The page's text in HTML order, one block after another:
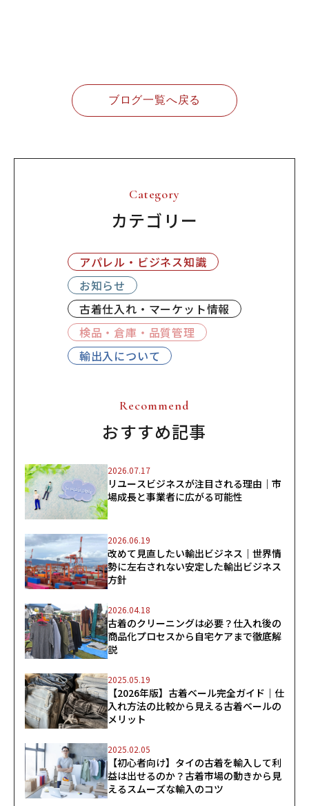
ブログ一覧へ戻る
Category
カテゴリー
アパレル・ビジネス知識
お知らせ
古着仕入れ・マーケット情報
検品・倉庫・品質管理
輸出入について
Recommend
おすすめ記事
2026.07.17
リユースビジネスが注目される理由｜市
場成長と事業者に広がる可能性
2026.06.19
改めて見直したい輸出ビジネス｜世界情
勢に左右されない安定した輸出ビジネス
方針
2026.04.18
古着のクリーニングは必要？仕入れ後の
商品化プロセスから自宅ケアまで徹底解
説
2025.05.19
【2026年版】古着ベール完全ガイド｜仕
入れ方法の比較から見える古着ベールの
メリット
2025.02.05
【初心者向け】タイの古着を輸入して利
益は出せるのか？古着市場の動きから見
えるスムーズな輸入のコツ